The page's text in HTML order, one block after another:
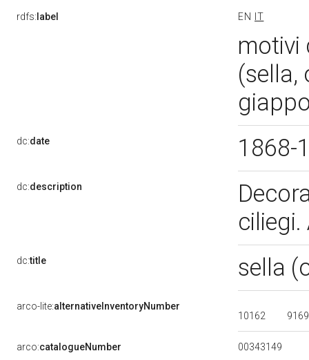
rdfs: label EN IT
motivi
(sella,
dc:date 1868-
dc:description
dc:title sella
arco-lite:alternativeInventoryNumber
10162
arco:catalogueNumber 00343149